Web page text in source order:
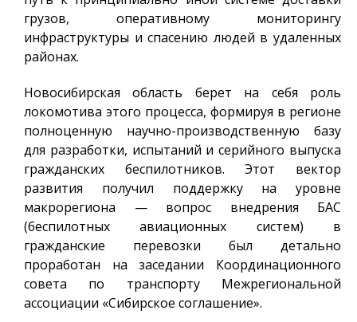
грузов, оперативному мониторингу
инфраструктуры и спасению людей в удаленных
районах.
Новосибирская область берет на себя роль
локомотива этого процесса, формируя в регионе
полноценную научно-производственную базу
для разработки, испытаний и серийного выпуска
гражданских беспилотников. Этот вектор
развития получил поддержку на уровне
макрорегиона — вопрос внедрения БАС
(беспилотных авиационных систем) в
гражданские перевозки был детально
проработан на заседании Координационного
совета по транспорту Межрегиональной
ассоциации «Сибирское соглашение».